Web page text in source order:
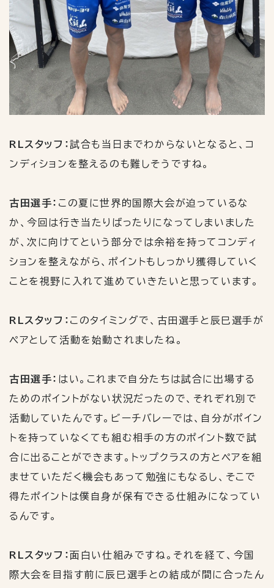
RLスタッフ：試合も当日までわからないとなると、コ
ンディションを整えるのも難しそうですね。
古田選手： この夏に世界的国際大会が迫っているな
か、今回は行き当たりばったりになってしまいました
が、次に向けてという部分では余裕を持ってコンディ
ションを整えながら、ポイントもしっかり獲得していく
ことを視野に入れて進めていきたいと思っています。
RLスタッフ： このタイミングで、古田選手と辰巳選手が
ペアとして活動を始動されましたね。
古田選手： はい。これまで自分たちは試合に出場する
ためのポイントがない状況だったので、それぞれ別で
活動していたんです。ビーチバレーでは、自分がポイン
トを持っていなくても組む相手の方のポイント数で試
合に出ることができます。トップクラスの方とペアを組
ませていただく機会もあって勉強にもなるし、そこで
得たポイントは僕自身が保有できる仕組みになってい
るんです。
RLスタッフ： 面白い仕組みですね。それを経て、今国
際大会を目指す前に辰巳選手との結成が間に合ったん